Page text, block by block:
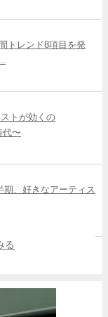
トレンド8項目を発
トが効くの
代〜
期、好きなアーティス
る